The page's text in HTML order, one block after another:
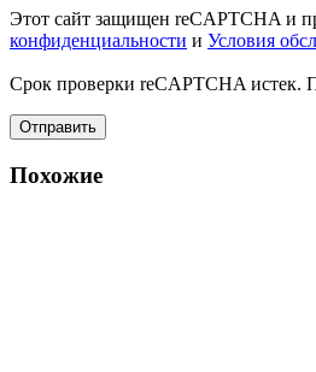
Этот сайт защищен reCAPTCHA и
конфиденциальности и Условия
Срок проверки reCAPTCHA истек.
Похожие